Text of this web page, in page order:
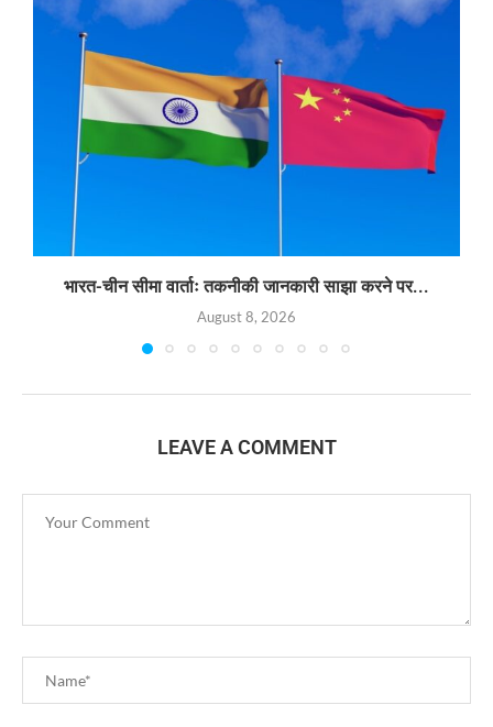
भारत-चीन सीमा वार्ताः तकनीकी जानकारी साझा करने पर...
August 8, 2026
LEAVE A COMMENT